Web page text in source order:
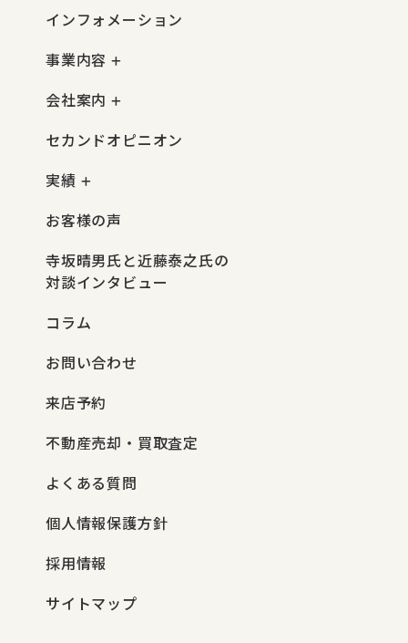
インフォメーション
事業内容
会社案内
セカンドオピニオン
実績
お客様の声
寺坂晴男氏と近藤泰之氏の
対談インタビュー
コラム
お問い合わせ
来店予約
不動産売却・買取査定
よくある質問
個人情報保護方針
採用情報
サイトマップ